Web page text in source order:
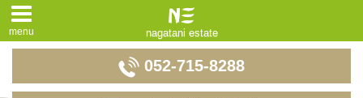
052-715-8288
menu nagatani estate